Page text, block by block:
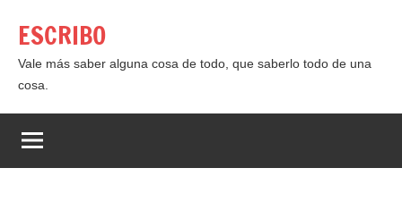
contenido
ESCRIBO
Vale más saber alguna cosa de todo, que saberlo todo de una
cosa.